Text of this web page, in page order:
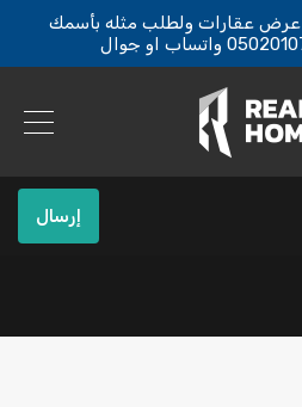
عقارات ولطلب مثله بأسمك
إرسال